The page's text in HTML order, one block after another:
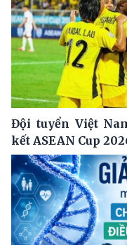
Đội tuyển Việt
kết ASEAN Cup